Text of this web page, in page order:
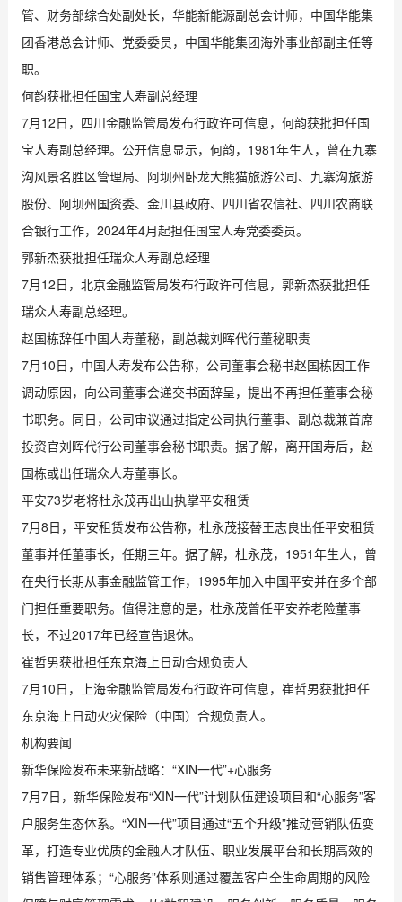
管、财务部综合处副处长，华能新能源副总会计师，中国华能集
团香港总会计师、党委委员，中国华能集团海外事业部副主任等
职。
何韵获批担任国宝人寿副总经理
7月12日，四川金融监管局发布行政许可信息，何韵获批担任国
宝人寿副总经理。公开信息显示，何韵，1981年生人，曾在九寨
沟风景名胜区管理局、阿坝州卧龙大熊猫旅游公司、九寨沟旅游
股份、阿坝州国资委、金川县政府、四川省农信社、四川农商联
合银行工作，2024年4月起担任国宝人寿党委委员。
郭新杰获批担任瑞众人寿副总经理
7月12日，北京金融监管局发布行政许可信息，郭新杰获批担任
瑞众人寿副总经理。
赵国栋辞任中国人寿董秘，副总裁刘晖代行董秘职责
7月10日，中国人寿发布公告称，公司董事会秘书赵国栋因工作
调动原因，向公司董事会递交书面辞呈，提出不再担任董事会秘
书职务。同日，公司审议通过指定公司执行董事、副总裁兼首席
投资官刘晖代行公司董事会秘书职责。据了解，离开国寿后，赵
国栋或出任瑞众人寿董事长。
平安73岁老将杜永茂再出山执掌平安租赁
7月8日，平安租赁发布公告称，杜永茂接替王志良出任平安租赁
董事并任董事长，任期三年。据了解，杜永茂，1951年生人，曾
在央行长期从事金融监管工作，1995年加入中国平安并在多个部
门担任重要职务。值得注意的是，杜永茂曾任平安养老险董事
长，不过2017年已经宣告退休。
崔哲男获批担任东京海上日动合规负责人
7月10日，上海金融监管局发布行政许可信息，崔哲男获批担任
东京海上日动火灾保险（中国）合规负责人。
机构要闻
新华保险发布未来新战略：“XIN一代”+心服务
7月7日，新华保险发布“XIN一代”计划队伍建设项目和“心服务”客
户服务生态体系。“XIN一代”项目通过“五个升级”推动营销队伍变
革，打造专业优质的金融人才队伍、职业发展平台和长期高效的
销售管理体系；“心服务”体系则通过覆盖客户全生命周期的风险